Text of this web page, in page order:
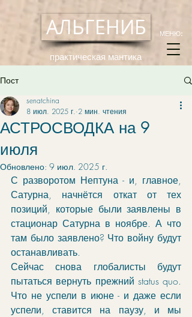
АЛЬГЕНИБ
практическая мантика
МЕНЮ:
Пост
АСТРОСВОДКА на 9
июля
senatchina
8 июл. 2025 г. 2 мин. чтения
Обновлено: 9 июл. 2025 г.
С разворотом Нептуна - и, главное,
Сатурна, начнётся откат от тех
позиций, которые были заявлены в
стационар Сатурна в ноябре. А что
там было заявлено? Что войну будут
останавливать.
Сейчас снова глобалисты будут
пытаться вернуть прежний status quo.
Что не успели в июне - и даже если
успели, ставится на паузу, и мы